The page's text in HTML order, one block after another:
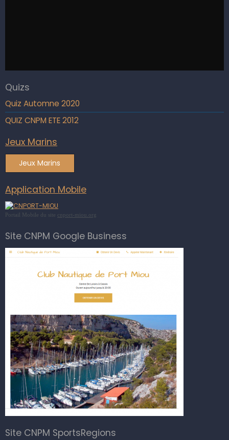
Quizs
Quiz Automne 2020
QUIZ CNPM ETE 2012
Jeux Marins
Jeux Marins
Application Mobile
Portail Mobile du site cnport-miou.org
Site CNPM Google Business
Site CNPM SportsRegions